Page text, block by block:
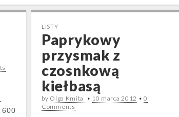
600
LISTY
Paprykowy
przysmak z
czosnkową
kiełbasą
by Olga Kmita • 10 marca 2012 •0
Comments